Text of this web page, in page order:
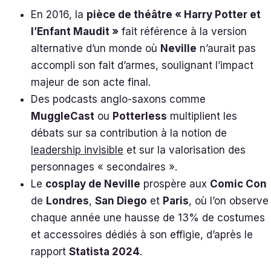
En 2016, la pièce de théâtre « Harry Potter et
l’Enfant Maudit » fait référence à la version
alternative d’un monde où Neville n’aurait pas
accompli son fait d’armes, soulignant l’impact
majeur de son acte final.
Des podcasts anglo-saxons comme
MuggleCast ou Potterless multiplient les
débats sur sa contribution à la notion de
leadership invisible et sur la valorisation des
personnages « secondaires ».
Le cosplay de Neville prospère aux Comic Con
de Londres, San Diego et Paris, où l’on observe
chaque année une hausse de 13% de costumes
et accessoires dédiés à son effigie, d’après le
rapport Statista 2024.